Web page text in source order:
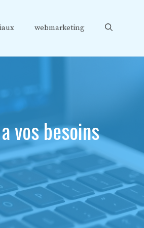
webmarketing
vos besoins